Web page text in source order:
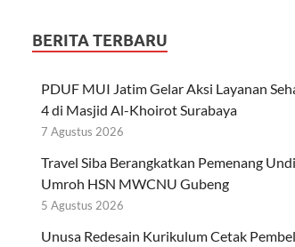
BERITA TERBARU
PDUF MUI Jatim Gelar Aksi Layanan
4 di Masjid Al-Khoirot Surabaya
7 Agustus 2026
Travel Siba Berangkatkan Pemenang
Umroh HSN MWCNU Gubeng
5 Agustus 2026
Unusa Redesain Kurikulum Cetak